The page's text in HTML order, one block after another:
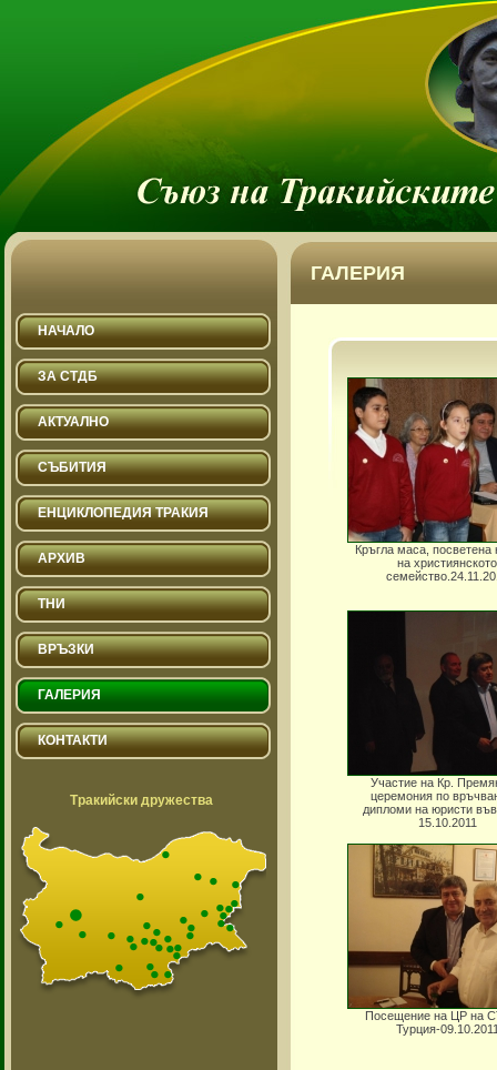
ГАЛЕРИЯ
НАЧАЛО
ЗА СТДБ
АКТУАЛНО
СЪБИТИЯ
ЕНЦИКЛОПЕДИЯ ТРАКИЯ
АРХИВ
ТНИ
ВРЪЗКИ
ГАЛЕРИЯ
КОНТАКТИ
Тракийски дружества
Кръгла маса, посветена
на християнското
Участие на Кр.
церемония по
дипломи на юристи
15.10.2011
Посещение на ЦР на
Турция-